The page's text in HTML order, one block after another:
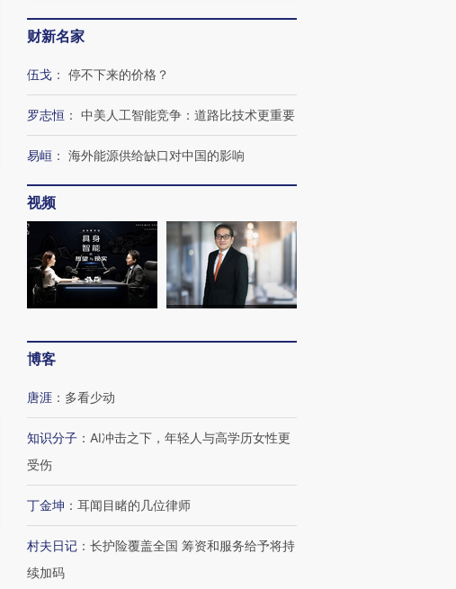
财新名家
伍戈 ： 停不下来的价格？
罗志恒 ： 中美人工智能竞争：道路比技术更重要
易峘 ： 海外能源供给缺口对中国的影响
视频
博客
唐涯 ： 多看少动
知识分子 ： AI冲击之下，年轻人与高学历女性更
受伤
丁金坤 ： 耳闻目睹的几位律师
村夫日记 ： 长护险覆盖全国 筹资和服务给予将持
续加码